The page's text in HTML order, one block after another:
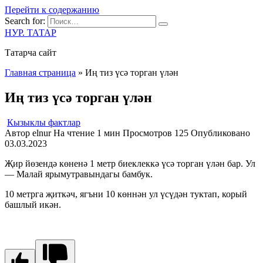
Перейти к содержанию
Search for:
НУР. ТАТАР
Татарча сайт
Главная страница » Иң тиз үсә торган үлән
Иң тиз үсә торган үлән
Кызыклы фактлар
Автор elnur На чтение 1 мин Просмотров 125 Опубликовано
03.03.2023
Җир йөзендә көненә 1 метр биеклеккә үсә торган үлән бар. Ул
— Малай ярымутравындагы бамбук.
10 метрга җиткәч, ягъни 10 көннән ул үсүдән туктап, корый
башлый икән.